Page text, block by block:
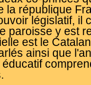
la république
législatif, il
paroisse y est
est le
ainsi que